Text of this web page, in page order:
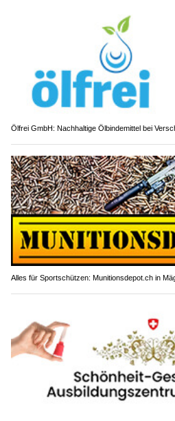
Ölfrei GmbH: Nachhaltige Ölbindemittel bei
Alles für Sportschützen: Munitionsdepot.ch in